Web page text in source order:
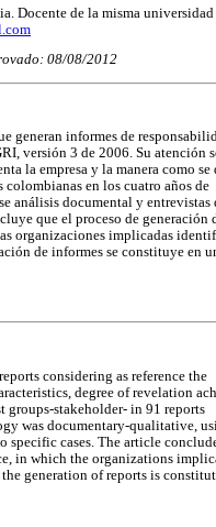
Docente de la misma
08/08/2012
generan informes de
versión 3 de 2006. Su atención
la empresa y la manera como se
en los cuatro años de
análisis documental y entrevistas
que el proceso de generación
organizaciones implicadas
de informes se constituye en
considering as reference the
degree of revelation
groups-stakeholder- in 91 reports
was documentary-qualitative,
cases. The article
in which the organizations
generation of reports is